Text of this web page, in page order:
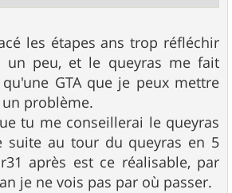
les étapes ans trop réfléchir
un peu, et le queyras me fait
GTA que je peux mettre
problème.
tu me conseillerai le queyras
suite au tour du queyras en 5
après est ce réalisable, par
je ne vois pas par où passer.